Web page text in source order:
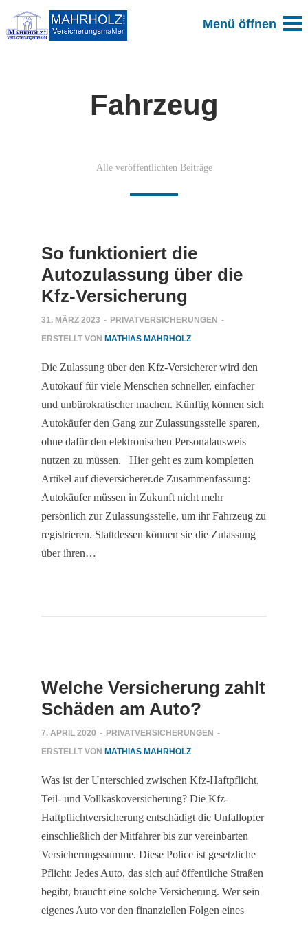
Fahrzeug
Alle veröffentlichten Beiträge
So funktioniert die
Autozulassung über die
Kfz-Versicherung
31. MÄRZ 2023 - PRIVATVERSICHERUNGEN -
ERSTELLT VON MATHIAS MAHRHOLZ
Die Zulassung über den Kfz-Versicherer wird den
Autokauf für viele Menschen schneller, einfacher
und unbürokratischer machen. Künftig können sich
Autokäufer den Gang zur Zulassungsstelle sparen,
ohne dafür den elektronischen Personalausweis
nutzen zu müssen. Hier geht es zum kompletten
Artikel auf dieversicherer.de Zusammenfassung:
Autokäufer müssen in Zukunft nicht mehr
persönlich zur Zulassungsstelle, um ihr Fahrzeug zu
registrieren. Stattdessen können sie die Zulassung
über ihren…
Welche Versicherung zahlt
Schäden am Auto?
7. APRIL 2020 - PRIVATVERSICHERUNGEN -
ERSTELLT VON MATHIAS MAHRHOLZ
Was ist der Unterschied zwischen Kfz-Haftpflicht,
Teil- und Vollkaskoversicherung? Die Kfz-
Haftpflichtversicherung entschädigt die Unfallopfer
einschließlich der Mitfahrer bis zur vereinbarten
Versicherungssumme. Diese Police ist gesetzliche
Pflicht: Jedes Auto, das sich auf öffentliche Straßen
begibt, braucht eine solche Versicherung. Wer sein
eigenes Auto vor den finanziellen Folgen eines